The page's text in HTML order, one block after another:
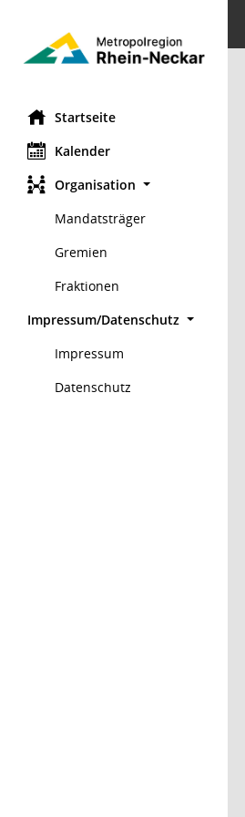
Startseite
Kalender
Organisation
Mandatsträger
Gremien
Fraktionen
Impressum/Datenschutz
Impressum
Datenschutz